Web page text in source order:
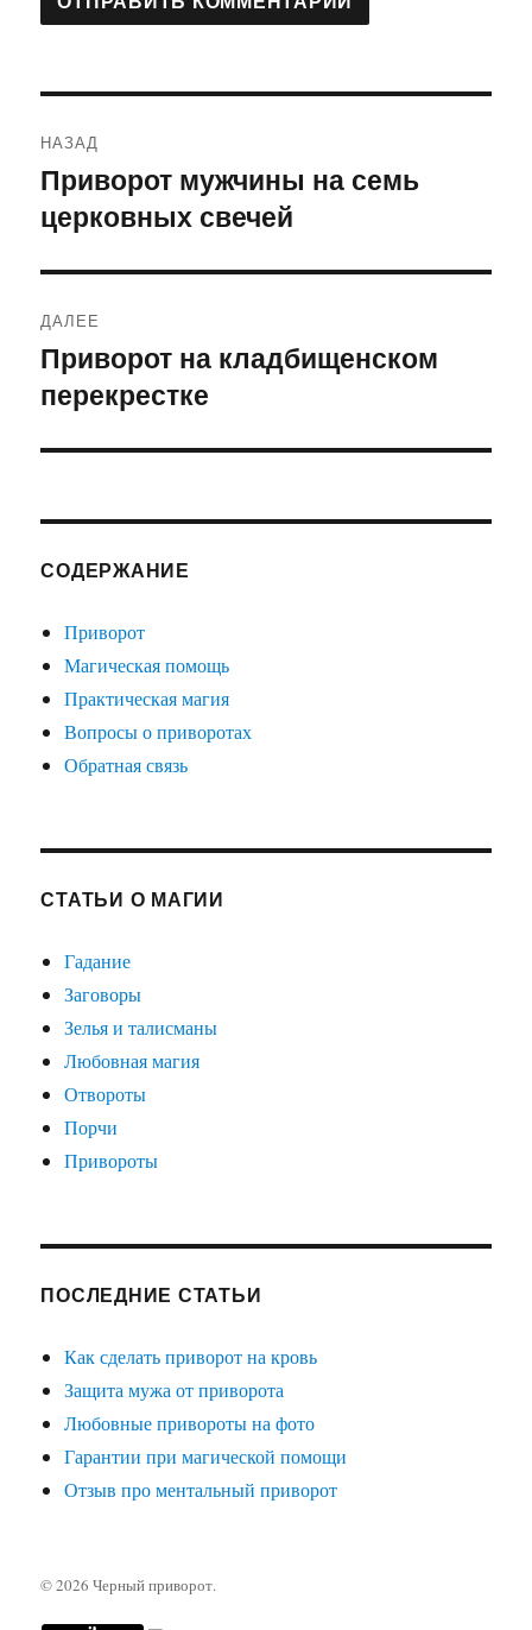
по
записям
НАЗАД
Предыдущая
запись:
Приворот мужчины на семь
церковных свечей
ДАЛЕЕ
Следующая
запись:
Приворот на кладбищенском
перекрестке
СОДЕРЖАНИЕ
Приворот
Магическая помощь
Практическая магия
Вопросы о приворотах
Обратная связь
СТАТЬИ О МАГИИ
Гадание
Заговоры
Зелья и талисманы
Любовная магия
Отвороты
Порчи
Привороты
ПОСЛЕДНИЕ СТАТЬИ
Как сделать приворот на кровь
Защита мужа от приворота
Любовные привороты на фото
Гарантии при магической помощи
Отзыв про ментальный приворот
© 2026Черный приворот.